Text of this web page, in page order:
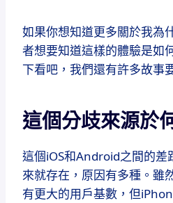
如果你想知道更多關於我為
者想要知道這樣的體驗是如
下看吧，我們還有許多故事
這個分歧來源於
這個iOS和Android之間的差
來就存在，原因有多種。雖
有更大的用戶基數，但